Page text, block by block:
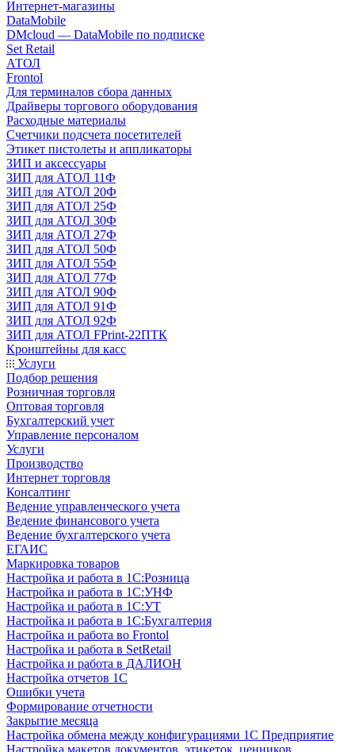
Интернет-магазины
DataMobile
DMcloud — DataMobile по подписке
Set Retail
АТОЛ
Frontol
Для терминалов сбора данных
Драйверы торгового оборудования
Расходные материалы
Счетчики подсчета посетителей
Этикет пистолеты и аппликаторы
ЗИП и аксессуары
ЗИП для АТОЛ 11Ф
ЗИП для АТОЛ 20Ф
ЗИП для АТОЛ 25Ф
ЗИП для АТОЛ 30Ф
ЗИП для АТОЛ 27Ф
ЗИП для АТОЛ 50Ф
ЗИП для АТОЛ 55Ф
ЗИП для АТОЛ 77Ф
ЗИП для АТОЛ 90Ф
ЗИП для АТОЛ 91Ф
ЗИП для АТОЛ 92Ф
ЗИП для АТОЛ FPrint-22ПТК
Кронштейны для касс
Услуги
Подбор решения
Розничная торговля
Оптовая торговля
Бухгалтерский учет
Управление персоналом
Услуги
Производство
Интернет торговля
Консалтинг
Ведение управленческого учета
Ведение финансового учета
Ведение бухгалтерского учета
ЕГАИС
Маркировка товаров
Настройка и работа в 1С:Розница
Настройка и работа в 1С:УНФ
Настройка и работа в 1С:УТ
Настройка и работа в 1С:Бухгалтерия
Настройка и работа во Frontol
Настройка и работа в SetRetail
Настройка и работа в ДАЛИОН
Настройка отчетов 1С
Ошибки учета
Формирование отчетности
Закрытие месяца
Настройка обмена между конфигурациями 1С Предприятие
Настройка макетов документов, этикеток, ценников